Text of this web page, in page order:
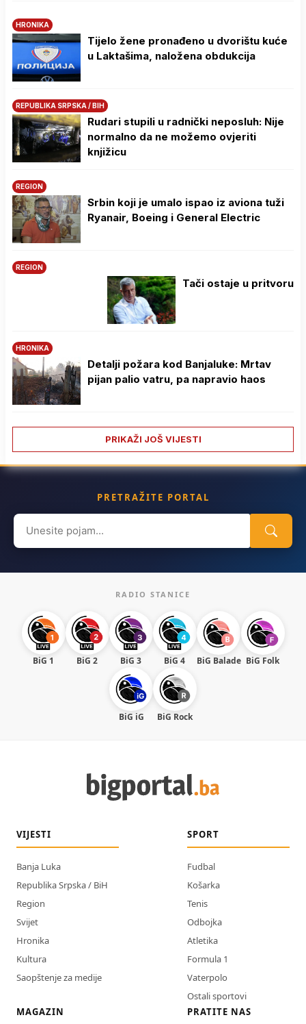
HRONIKA
Tijelo žene pronađeno u dvorištu kuće
u Laktašima, naložena obdukcija
REPUBLIKA SRPSKA / BIH
Rudari stupili u radnički neposluh: Nije
normalno da ne možemo ovjeriti
knjižicu
REGION
Srbin koji je umalo ispao iz aviona tuži
Ryanair, Boeing i General Electric
REGION
Tači ostaje u pritvoru
HRONIKA
Detalji požara kod Banjaluke: Mrtav
pijan palio vatru, pa napravio haos
PRIKAŽI JOŠ VIJESTI
PRETRAŽITE PORTAL
Search
for:
RADIO STANICE
BiG 1 BiG 2 BiG 3 BiG 4 BiG Balade BiG Folk
BiG iG BiG Rock
VIJESTI
Banja Luka
Republika Srpska / BiH
Region
Svijet
Hronika
Kultura
Saopštenje za medije
SPORT
Fudbal
Košarka
Tenis
Odbojka
Atletika
Formula 1
Vaterpolo
Ostali sportovi
MAGAZIN
PRATITE NAS